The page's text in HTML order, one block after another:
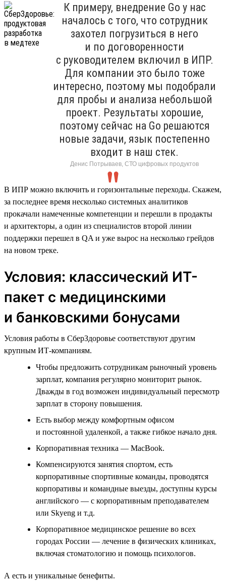
К примеру, внедрение Go у нас
началось с того, что сотрудник
захотел погрузиться в него
и по договоренности
с руководителем включил в ИПР.
Для компании это было тоже
интересно, поэтому мы подобрали
для пробы и анализа небольшой
проект. Результаты хорошие,
поэтому сейчас на Go решаются
новые задачи, язык постепенно
входит в наш стек.
Денис Потрываев, СТО цифровых продуктов
В ИПР можно включить и горизонтальные переходы. Скажем,
за последнее время несколько системных аналитиков
прокачали намеченные компетенции и перешли в продакты
и архитекторы, а один из специалистов второй линии
поддержки перешел в QA и уже вырос на несколько грейдов
на новом треке.
Условия: классический ИТ-
пакет с медицинскими
и банковскими бонусами
Условия работы в СберЗдоровье соответствуют другим
крупным ИТ-компаниям.
Чтобы предложить сотрудникам рыночный уровень
зарплат, компания регулярно мониторит рынок.
Дважды в год возможен индивидуальный пересмотр
зарплат в сторону повышения.
Есть выбор между комфортным офисом
и постоянной удаленкой, а также гибкое начало дня.
Корпоративная техника — MacBook.
Компенсируются занятия спортом, есть
корпоративные спортивные команды, проводятся
корпоративы и командные выезды, доступны курсы
английского — с корпоративным преподавателем
или Skyeng и т.д.
Корпоративное медицинское решение во всех
городах России — лечение в физических клиниках,
включая стоматологию и помощь психологов.
А есть и уникальные бенефиты.